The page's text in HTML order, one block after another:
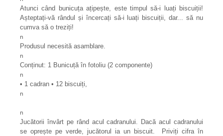
Atunci când bunicuța ațipește, este timpul să-i luați biscuiții!
Așteptați-vă rândul și încercați să-i luați biscuiții, dar... să nu
cumva să o treziți!
n
Produsul necesită asamblare.
n
Conținut: 1 Bunicuță în fotoliu (2 componente)
n
• 1 cadran • 12 biscuiți,
n
n
Jucătorii învârt pe rând acul cadranului. Dacă acul cadranului
se oprește pe verde, jucătorul ia un biscuit. Priviți cifra în